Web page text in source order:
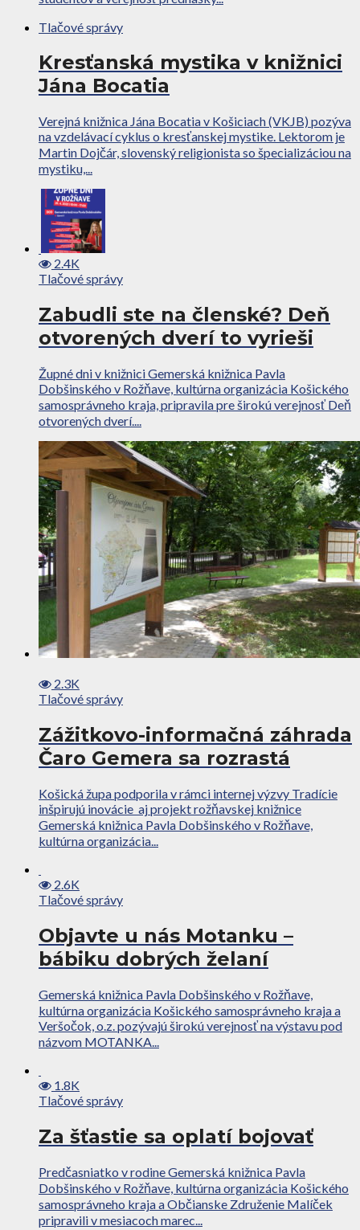
Tlačové správy
Kresťanská mystika v knižnici
Jána Bocatia
Verejná knižnica Jána Bocatia v Košiciach (VKJB) pozýva
na vzdelávací cyklus o kresťanskej mystike. Lektorom je
Martin Dojčár, slovenský religionista so špecializáciou na
mystiku,...
2.4K
Tlačové správy
Zabudli ste na členské? Deň
otvorených dverí to vyrieši
Župné dni v knižnici Gemerská knižnica Pavla
Dobšinského v Rožňave, kultúrna organizácia Košického
samosprávneho kraja, pripravila pre širokú verejnosť Deň
otvorených dverí....
2.3K
Tlačové správy
Zážitkovo-informačná záhrada
Čaro Gemera sa rozrastá
Košická župa podporila v rámci internej výzvy Tradície
inšpirujú inovácie aj projekt rožňavskej knižnice
Gemerská knižnica Pavla Dobšinského v Rožňave,
kultúrna organizácia...
2.6K
Tlačové správy
Objavte u nás Motanku –
bábiku dobrých želaní
Gemerská knižnica Pavla Dobšinského v Rožňave,
kultúrna organizácia Košického samosprávneho kraja a
Veršočok, o.z. pozývajú širokú verejnosť na výstavu pod
názvom MOTANKA...
1.8K
Tlačové správy
Za šťastie sa oplatí bojovať
Predčasniatko v rodine Gemerská knižnica Pavla
Dobšinského v Rožňave, kultúrna organizácia Košického
samosprávneho kraja a Občianske Združenie Malíček
pripravili v mesiacoch marec...